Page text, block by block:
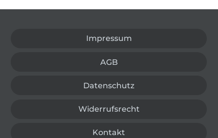
Impressum
AGB
Datenschutz
Widerrufsrecht
Kontakt